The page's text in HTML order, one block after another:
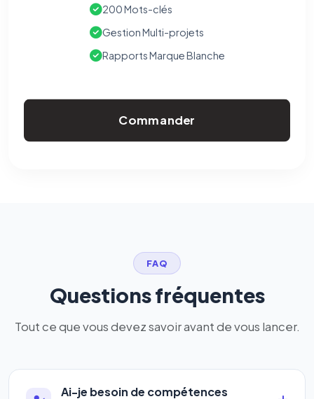
200 Mots-clés
Gestion Multi-projets
Rapports Marque Blanche
Commander
FAQ
Questions fréquentes
Tout ce que vous devez savoir avant de vous lancer.
Ai-je besoin de compétences